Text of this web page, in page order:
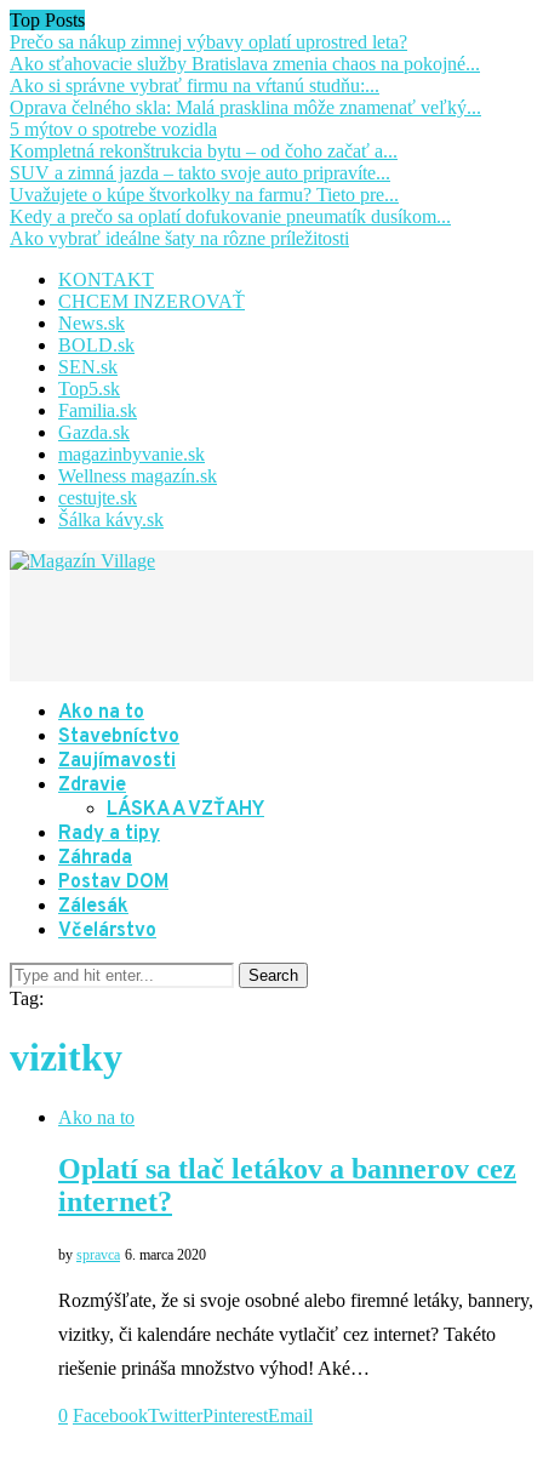
Top Posts
Prečo sa nákup zimnej výbavy oplatí uprostred leta?
Ako sťahovacie služby Bratislava zmenia chaos na pokojné...
Ako si správne vybrať firmu na vŕtanú studňu:...
Oprava čelného skla: Malá prasklina môže znamenať veľký...
5 mýtov o spotrebe vozidla
Kompletná rekonštrukcia bytu – od čoho začať a...
SUV a zimná jazda – takto svoje auto pripravíte...
Uvažujete o kúpe štvorkolky na farmu? Tieto pre...
Kedy a prečo sa oplatí dofukovanie pneumatík dusíkom...
Ako vybrať ideálne šaty na rôzne príležitosti
KONTAKT
CHCEM INZEROVAŤ
News.sk
BOLD.sk
SEN.sk
Top5.sk
Familia.sk
Gazda.sk
magazinbyvanie.sk
Wellness magazín.sk
cestujte.sk
Šálka kávy.sk
Ako na to
Stavebníctvo
Zaujímavosti
Zdravie
LÁSKA A VZŤAHY
Rady a tipy
Záhrada
Postav DOM
Zálesák
Včelárstvo
Tag:
vizitky
Ako na to
Oplatí sa tlač letákov a bannerov cez
internet?
by spravca 6. marca 2020
Rozmýšľate, že si svoje osobné alebo firemné letáky, bannery,
vizitky, či kalendáre necháte vytlačiť cez internet? Takéto
riešenie prináša množstvo výhod! Aké…
0 FacebookTwitterPinterestEmail